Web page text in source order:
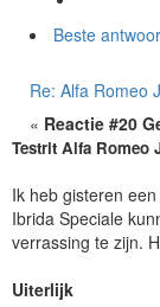
Beste
Re: Alfa Romeo
« Reactie #20
Testrit Alfa Romeo
Ik heb gisteren
Ibrida Speciale
verrassing te zijn.
Uiterlijk